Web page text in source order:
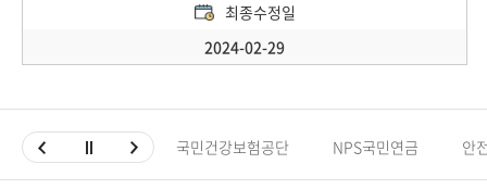
최종수정일
2024-02-29
국민건강보험공단 NPS국민연금 안